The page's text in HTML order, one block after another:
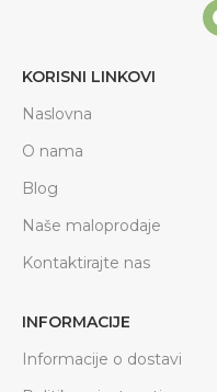
KORISNI LINKOVI
Naslovna
O nama
Blog
Naše maloprodaje
Kontaktirajte nas
INFORMACIJE
Informacije o dostavi